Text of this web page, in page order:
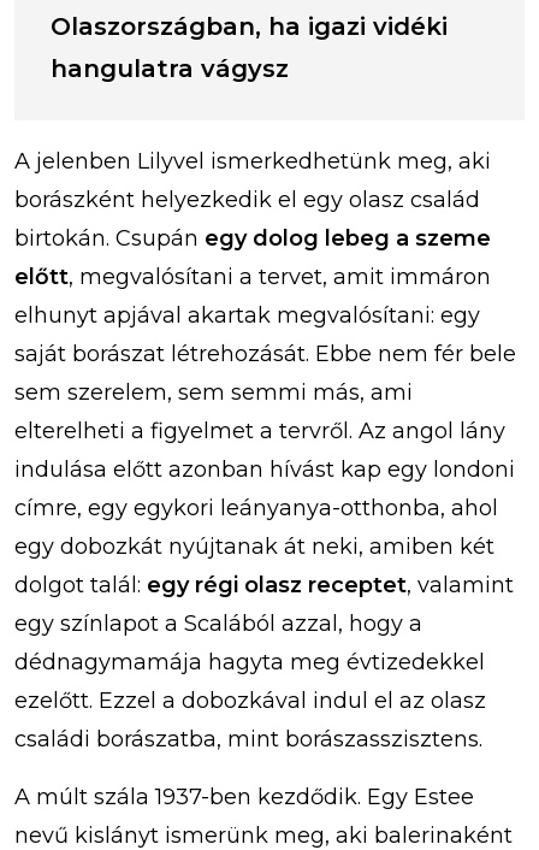
Olaszországban, ha igazi vidéki
hangulatra vágysz
A jelenben Lilyvel ismerkedhetünk meg, aki
borászként helyezkedik el egy olasz család
birtokán. Csupán egy dolog lebeg a szeme
előtt, megvalósítani a tervet, amit immáron
elhunyt apjával akartak megvalósítani: egy
saját borászat létrehozását. Ebbe nem fér bele
sem szerelem, sem semmi más, ami
elterelheti a figyelmet a tervről. Az angol lány
indulása előtt azonban hívást kap egy londoni
címre, egy egykori leányanya-otthonba, ahol
egy dobozkát nyújtanak át neki, amiben két
dolgot talál: egy régi olasz receptet, valamint
egy színlapot a Scalából azzal, hogy a
dédnagymamája hagyta meg évtizedekkel
ezelőtt. Ezzel a dobozkával indul el az olasz
családi borászatba, mint borászasszisztens.
A múlt szála 1937-ben kezdődik. Egy Estee
nevű kislányt ismerünk meg, aki balerinaként